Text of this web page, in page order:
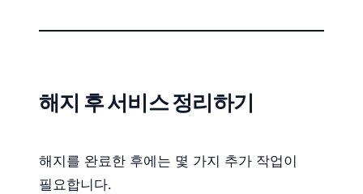
해지 후 서비스 정리하기
해지를 완료한 후에는 몇 가지 추가 작업이
필요합니다.